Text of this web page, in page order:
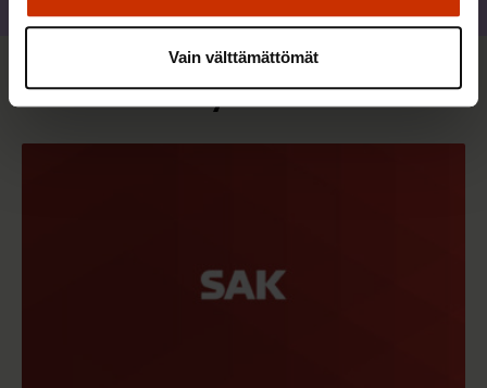
Vain välttämättömät
Sinua saattaa myös kiinnostaa